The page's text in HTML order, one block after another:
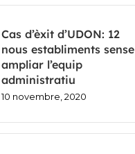
Cas d’èxit d’UDON: 12
nous establiments sense
ampliar l’equip
administratiu
10 novembre, 2020